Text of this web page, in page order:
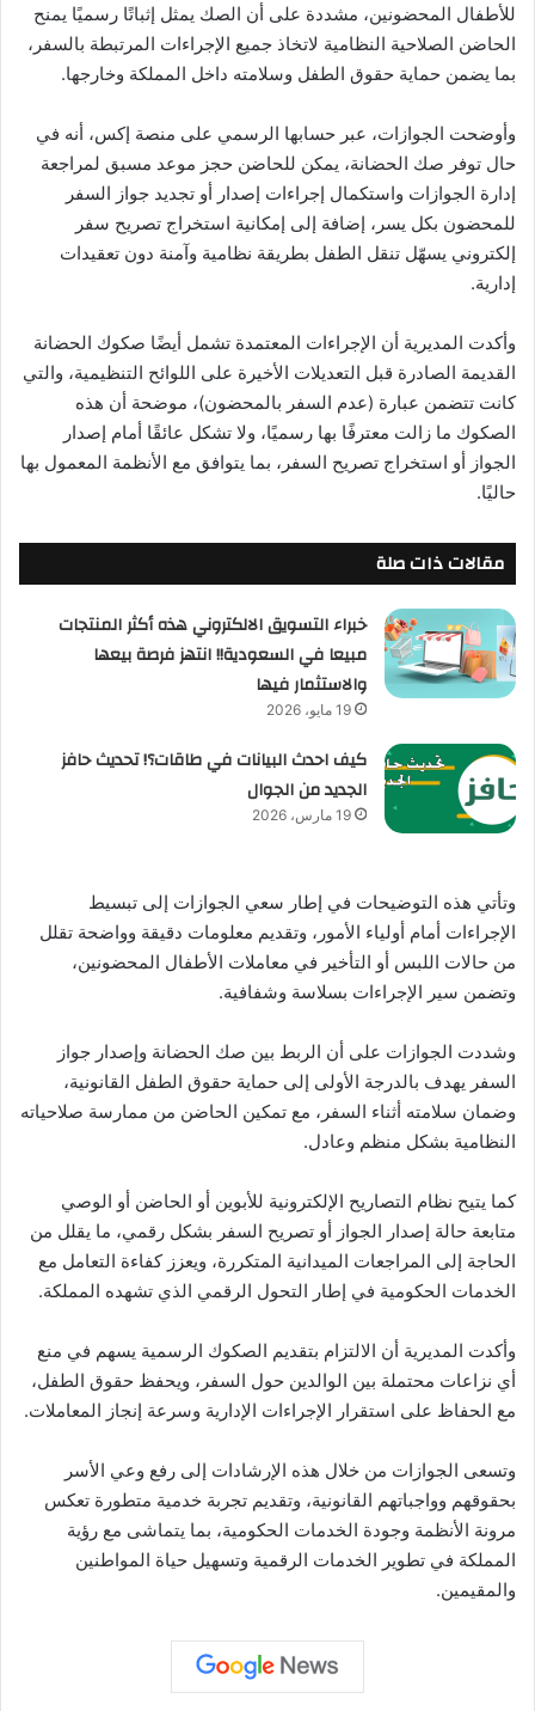
للأطفال المحضونين، مشددة على أن الصك يمثل إثباتًا رسميًا يمنح
الحاضن الصلاحية النظامية لاتخاذ جميع الإجراءات المرتبطة بالسفر،
بما يضمن حماية حقوق الطفل وسلامته داخل المملكة وخارجها.
وأوضحت الجوازات، عبر حسابها الرسمي على منصة إكس، أنه في
حال توفر صك الحضانة، يمكن للحاضن حجز موعد مسبق لمراجعة
إدارة الجوازات واستكمال إجراءات إصدار أو تجديد جواز السفر
للمحضون بكل يسر، إضافة إلى إمكانية استخراج تصريح سفر
إلكتروني يسهّل تنقل الطفل بطريقة نظامية وآمنة دون تعقيدات
إدارية.
وأكدت المديرية أن الإجراءات المعتمدة تشمل أيضًا صكوك الحضانة
القديمة الصادرة قبل التعديلات الأخيرة على اللوائح التنظيمية، والتي
كانت تتضمن عبارة (عدم السفر بالمحضون)، موضحة أن هذه
الصكوك ما زالت معترفًا بها رسميًا، ولا تشكل عائقًا أمام إصدار
الجواز أو استخراج تصريح السفر، بما يتوافق مع الأنظمة المعمول بها
حاليًا.
مقالات ذات صلة
خبراء التسويق الالكتروني هذه أكثر المنتجات
مبيعا في السعودية!! انتهز فرصة بيعها
والاستثمار فيها
19 مايو، 2026
كيف احدث البيانات في طاقات؟! تحديث حافز
الجديد من الجوال
19 مارس، 2026
وتأتي هذه التوضيحات في إطار سعي الجوازات إلى تبسيط
الإجراءات أمام أولياء الأمور، وتقديم معلومات دقيقة وواضحة تقلل
من حالات اللبس أو التأخير في معاملات الأطفال المحضونين،
وتضمن سير الإجراءات بسلاسة وشفافية.
وشددت الجوازات على أن الربط بين صك الحضانة وإصدار جواز
السفر يهدف بالدرجة الأولى إلى حماية حقوق الطفل القانونية،
وضمان سلامته أثناء السفر، مع تمكين الحاضن من ممارسة صلاحياته
النظامية بشكل منظم وعادل.
كما يتيح نظام التصاريح الإلكترونية للأبوين أو الحاضن أو الوصي
متابعة حالة إصدار الجواز أو تصريح السفر بشكل رقمي، ما يقلل من
الحاجة إلى المراجعات الميدانية المتكررة، ويعزز كفاءة التعامل مع
الخدمات الحكومية في إطار التحول الرقمي الذي تشهده المملكة.
وأكدت المديرية أن الالتزام بتقديم الصكوك الرسمية يسهم في منع
أي نزاعات محتملة بين الوالدين حول السفر، ويحفظ حقوق الطفل،
مع الحفاظ على استقرار الإجراءات الإدارية وسرعة إنجاز المعاملات.
وتسعى الجوازات من خلال هذه الإرشادات إلى رفع وعي الأسر
بحقوقهم وواجباتهم القانونية، وتقديم تجربة خدمية متطورة تعكس
مرونة الأنظمة وجودة الخدمات الحكومية، بما يتماشى مع رؤية
المملكة في تطوير الخدمات الرقمية وتسهيل حياة المواطنين
والمقيمين.